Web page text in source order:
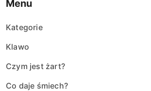
Menu
Kategorie
Klawo
Czym jest żart?
Co daje śmiech?